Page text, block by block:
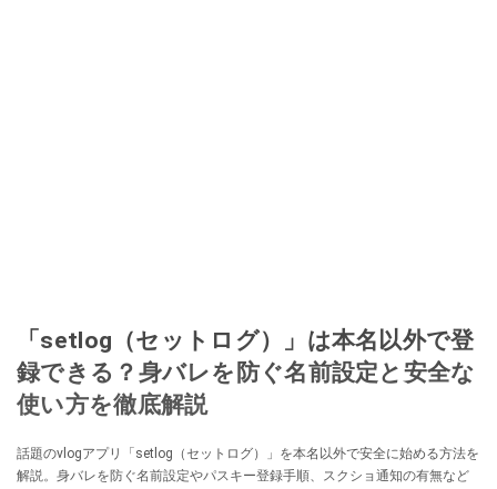
「setlog（セットログ）」は本名以外で登
録できる？身バレを防ぐ名前設定と安全な
使い方を徹底解説
話題のvlogアプリ「setlog（セットログ）」を本名以外で安全に始める方法を
解説。身バレを防ぐ名前設定やパスキー登録手順、スクショ通知の有無など